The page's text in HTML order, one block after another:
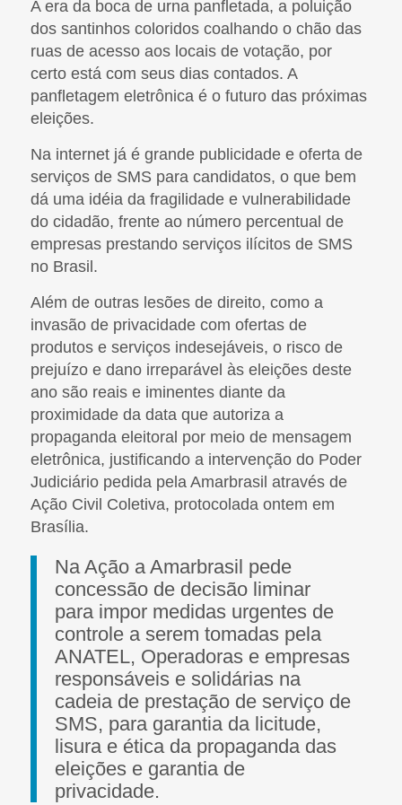
A era da boca de urna panfletada, a poluição
dos santinhos coloridos coalhando o chão das
ruas de acesso aos locais de votação, por
certo está com seus dias contados. A
panfletagem eletrônica é o futuro das próximas
eleições.
Na internet já é grande publicidade e oferta de
serviços de SMS para candidatos, o que bem
dá uma idéia da fragilidade e vulnerabilidade
do cidadão, frente ao número percentual de
empresas prestando serviços ilícitos de SMS
no Brasil.
Além de outras lesões de direito, como a
invasão de privacidade com ofertas de
produtos e serviços indesejáveis, o risco de
prejuízo e dano irreparável às eleições deste
ano são reais e iminentes diante da
proximidade da data que autoriza a
propaganda eleitoral por meio de mensagem
eletrônica, justificando a intervenção do Poder
Judiciário pedida pela Amarbrasil através de
Ação Civil Coletiva, protocolada ontem em
Brasília.
Na Ação a Amarbrasil pede
concessão de decisão liminar
para impor medidas urgentes de
controle a serem tomadas pela
ANATEL, Operadoras e empresas
responsáveis e solidárias na
cadeia de prestação de serviço de
SMS, para garantia da licitude,
lisura e ética da propaganda das
eleições e garantia de
privacidade.